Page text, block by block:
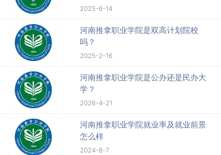
2025-6-14
河南推拿职业学院是双高计划院校
吗？
2025-2-16
河南推拿职业学院是公办还是民办大
学？
2026-4-21
河南推拿职业学院就业率及就业前景
怎么样
2024-8-7